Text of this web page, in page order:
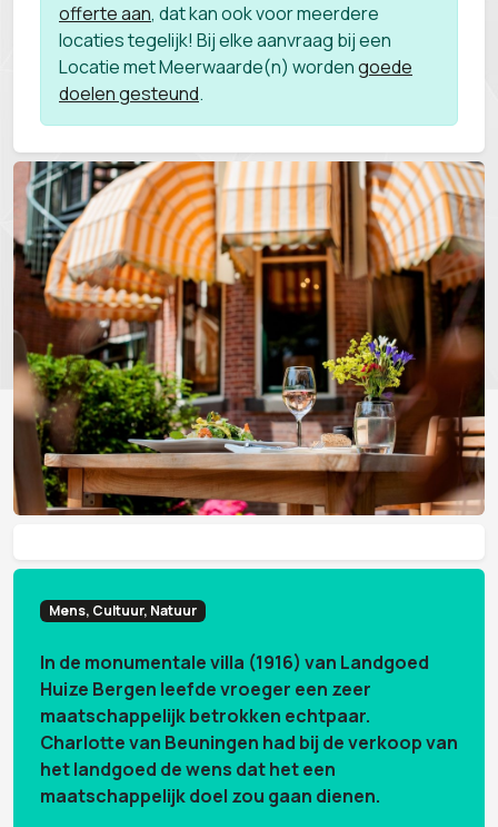
offerte aan, dat kan ook voor meerdere
locaties tegelijk! Bij elke aanvraag bij een
Locatie met Meerwaarde(n) wordengoede
doelen gesteund.
Mens, Cultuur, Natuur
In de monumentale villa (1916) van Landgoed
Huize Bergen leefde vroeger een zeer
maatschappelijk betrokken echtpaar.
Charlotte van Beuningen had bij de verkoop van
het landgoed de wens dat het een
maatschappelijk doel zou gaan dienen.